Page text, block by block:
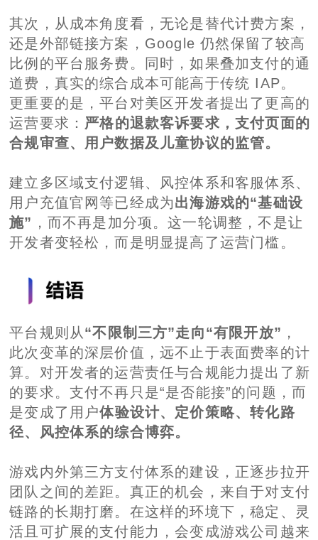
其次，从成本角度看，无论是替代计费方案，
还是外部链接方案，Google 仍然保留了较高
比例的平台服务费。同时，如果叠加支付的通
道费，真实的综合成本可能高于传统 IAP。
更重要的是，平台对美区开发者提出了更高的
运营要求： 严格的退款客诉要求，支付页面的
合规审查、用户数据及儿童协议的监管。
建立多区域支付逻辑、风控体系和客服体系、
用户充值官网等已经成为出海游戏的“基础设
施” ，而不再是加分项。这一轮调整，不是让
开发者变轻松，而是明显提高了运营门槛。
平台规则从 “不限制三方”走向“有限开放” ，
此次变革的深层价值，远不止于表面费率的计
算。对开发者的运营责任与合规能力提出了新
的要求。支付不再只是“是否能接”的问题，而
是变成了用户体验设计、定价策略、转化路
径、风控体系的综合博弈。
游戏内外第三方支付体系的建设，正逐步拉开
团队之间的差距。真正的机会，来自于对支付
链路的长期打磨。在这样的环境下，稳定、灵
活且可扩展的支付能力，会变成游戏公司越来